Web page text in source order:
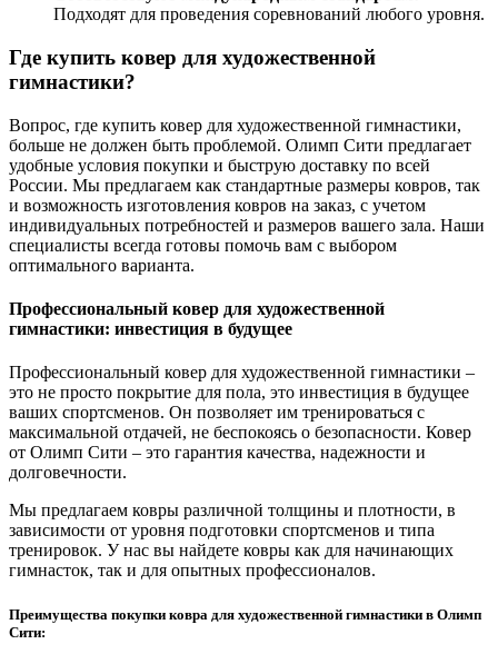
Подходят для проведения соревнований любого уровня.
Где купить ковер для художественной
гимнастики?
Вопрос, где купить ковер для художественной гимнастики,
больше не должен быть проблемой. Олимп Сити предлагает
удобные условия покупки и быструю доставку по всей
России. Мы предлагаем как стандартные размеры ковров, так
и возможность изготовления ковров на заказ, с учетом
индивидуальных потребностей и размеров вашего зала. Наши
специалисты всегда готовы помочь вам с выбором
оптимального варианта.
Профессиональный ковер для художественной
гимнастики: инвестиция в будущее
Профессиональный ковер для художественной гимнастики –
это не просто покрытие для пола, это инвестиция в будущее
ваших спортсменов. Он позволяет им тренироваться с
максимальной отдачей, не беспокоясь о безопасности. Ковер
от Олимп Сити – это гарантия качества, надежности и
долговечности.
Мы предлагаем ковры различной толщины и плотности, в
зависимости от уровня подготовки спортсменов и типа
тренировок. У нас вы найдете ковры как для начинающих
гимнасток, так и для опытных профессионалов.
Преимущества покупки ковра для художественной гимнастики в Олимп
Сити: